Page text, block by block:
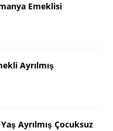
Emeklisi
Ayrılmış
Ayrılmış Çocuksuz